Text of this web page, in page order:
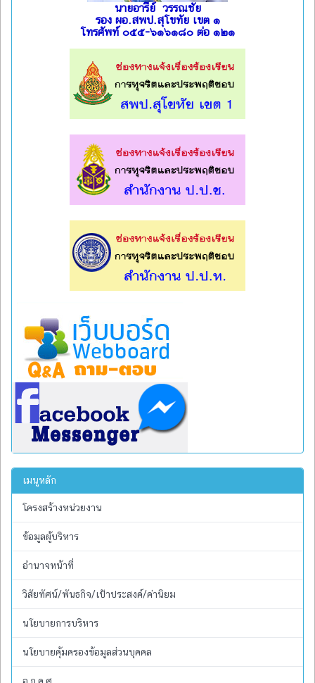
นายอารีย์ วรรณชัย
รอง ผอ.สพป.สุโขทัย เขต ๑
โทรศัพท์ ๐๕๕-๖๑๖๑๘๐ ต่อ ๑๒๑
เมนูหลัก
โครงสร้างหน่วยงาน
ข้อมูลผู้บริหาร
อำนาจหน้าที่
วิสัยทัศน์/พันธกิจ/เป้าประสงค์/ค่านิยม
นโยบายการบริหาร
นโยบายคุ้มครองข้อมูลส่วนบุคคล
อ.ก.ค.ศ.